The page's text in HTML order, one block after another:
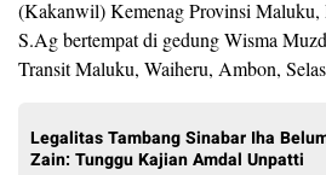
(Kakanwil) Kemenag Provinsi Maluku,
S.Ag bertempat di gedung Wisma
Transit Maluku, Waiheru, Ambon,
Legalitas Tambang Sinabar Iha
Zain: Tunggu Kajian Amdal Unpatti